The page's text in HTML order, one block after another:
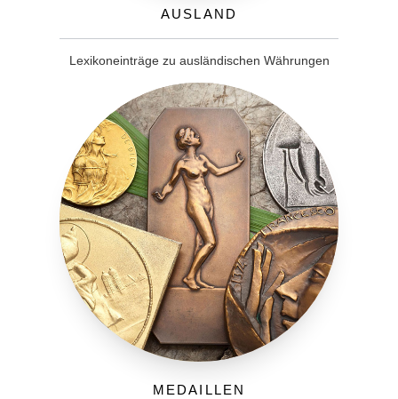
Ausland
Lexikoneinträge zu ausländischen Währungen
Medaillen